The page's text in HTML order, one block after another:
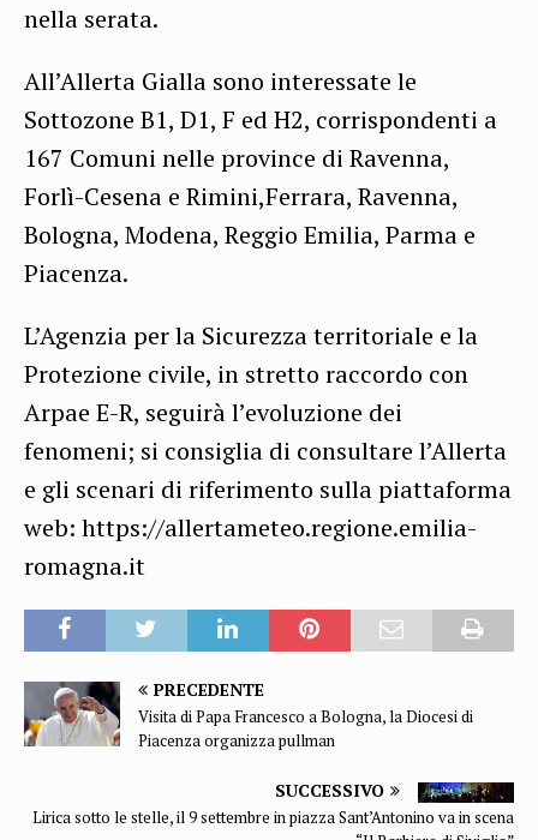
nella serata.
All’Allerta Gialla sono interessate le
Sottozone B1, D1, F ed H2, corrispondenti a
167 Comuni nelle province di Ravenna,
Forlì-Cesena e Rimini,Ferrara, Ravenna,
Bologna, Modena, Reggio Emilia, Parma e
Piacenza.
L’Agenzia per la Sicurezza territoriale e la
Protezione civile, in stretto raccordo con
Arpae E-R, seguirà l’evoluzione dei
fenomeni; si consiglia di consultare l’Allerta
e gli scenari di riferimento sulla piattaforma
web: https://allertameteo.regione.emilia-
romagna.it
PRECEDENTE
Visita di Papa Francesco a Bologna, la Diocesi di
Piacenza organizza pullman
SUCCESSIVO
Lirica sotto le stelle, il 9 settembre in piazza Sant’Antonino va in scena